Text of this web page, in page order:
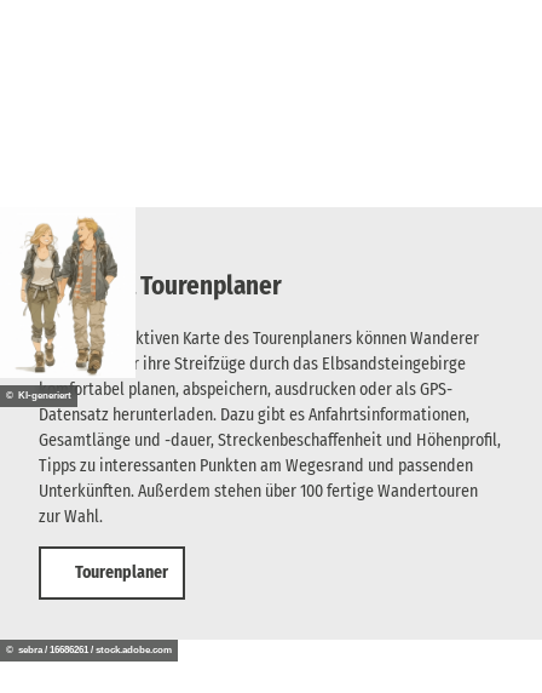
© KI-generiert
Karte mit Tourenplaner
Mit der interaktiven Karte des Tourenplaners können Wanderer
und Radfahrer ihre Streifzüge durch das Elbsandsteingebirge
komfortabel planen, abspeichern, ausdrucken oder als GPS-
Datensatz herunterladen. Dazu gibt es Anfahrtsinformationen,
Gesamtlänge und -dauer, Streckenbeschaffenheit und Höhenprofil,
Tipps zu interessanten Punkten am Wegesrand und passenden
Unterkünften. Außerdem stehen über 100 fertige Wandertouren
zur Wahl.
Tourenplaner
© sebra / 16686261 / stock.adobe.com